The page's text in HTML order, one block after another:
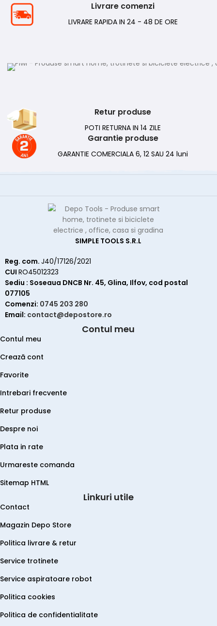
Livrare comenzi
LIVRARE RAPIDA IN 24 - 48 DE ORE
Retur produse
POTI RETURNA IN 14 ZILE
Garantie produse
GARANTIE COMERCIALA 6, 12 SAU 24 luni
SIMPLE TOOLS S.R.L
Reg. com. J40/17126/2021
CUI RO45012323
Sediu : Soseaua DNCB Nr. 45, Glina, Ilfov, cod postal
077105
Comenzi: 0745 203 280
Email: contact@depostore.ro
Contul meu
Contul meu
Crează cont
Favorite
Intrebari frecvente
Retur produse
Despre noi
Plata in rate
Urmareste comanda
Sitemap HTML
Linkuri utile
Contact
Magazin Depo Store
Politica livrare & retur
Service trotinete
Service aspiratoare robot
Politica cookies
Politica de confidentialitate